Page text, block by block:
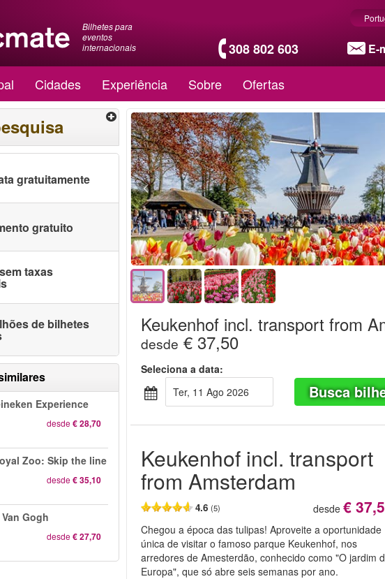
Bilhetes para
eventos
internacionais
308 802 603 E-
Cidades Experiência Sobre Ofertas
gratuitamente
gratuito
taxas
de bilhetes
Experience
desde€ 28,70
Zoo: Skip the line
desde€ 35,10
Gogh
desde€ 27,70
Keukenhof incl. transport from
desde € 37,50
Seleciona a data:
Ter, 11 Ago 2026
Busca
Keukenhof incl. transport
from Amsterdam
4.6(5) desde €
Chegou a época das tulipas! Aproveite a oportunidade
única de visitar o famoso parque Keukenhof, nos
arredores de Amesterdão, conhecido como "O jardim
Europa", que só abre seis semanas por ano.